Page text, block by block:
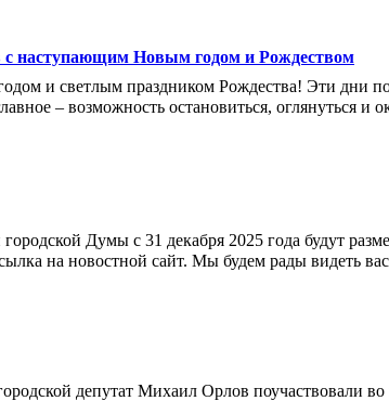
с наступающим Новым годом и Рождеством
и светлым праздником Рождества! Эти дни
– возможность остановиться, оглянуться и
Думы с 31 декабря 2025 года будут
на новостной сайт. Мы будем рады видеть
депутат Михаил Орлов поучаствовали